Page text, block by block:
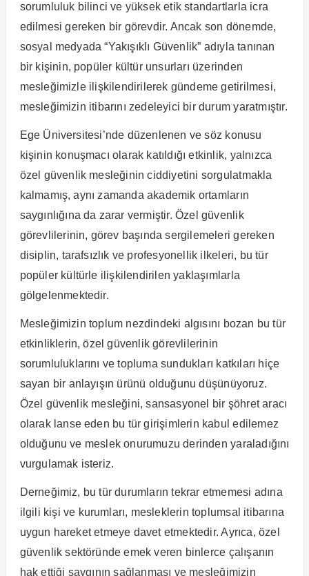
sorumluluk bilinci ve yüksek etik standartlarla icra
edilmesi gereken bir görevdir. Ancak son dönemde,
sosyal medyada “Yakışıklı Güvenlik” adıyla tanınan
bir kişinin, popüler kültür unsurları üzerinden
mesleğimizle ilişkilendirilerek gündeme getirilmesi,
mesleğimizin itibarını zedeleyici bir durum yaratmıştır.
Ege Üniversitesi’nde düzenlenen ve söz konusu
kişinin konuşmacı olarak katıldığı etkinlik, yalnızca
özel güvenlik mesleğinin ciddiyetini sorgulatmakla
kalmamış, aynı zamanda akademik ortamların
saygınlığına da zarar vermiştir. Özel güvenlik
görevlilerinin, görev başında sergilemeleri gereken
disiplin, tarafsızlık ve profesyonellik ilkeleri, bu tür
popüler kültürle ilişkilendirilen yaklaşımlarla
gölgelenmektedir.
Mesleğimizin toplum nezdindeki algısını bozan bu tür
etkinliklerin, özel güvenlik görevlilerinin
sorumluluklarını ve topluma sundukları katkıları hiçe
sayan bir anlayışın ürünü olduğunu düşünüyoruz.
Özel güvenlik mesleğini, sansasyonel bir şöhret aracı
olarak lanse eden bu tür girişimlerin kabul edilemez
olduğunu ve meslek onurumuzu derinden yaraladığını
vurgulamak isteriz.
Derneğimiz, bu tür durumların tekrar etmemesi adına
ilgili kişi ve kurumları, mesleklerin toplumsal itibarına
uygun hareket etmeye davet etmektedir. Ayrıca, özel
güvenlik sektöründe emek veren binlerce çalışanın
hak ettiği saygının sağlanması ve mesleğimizin